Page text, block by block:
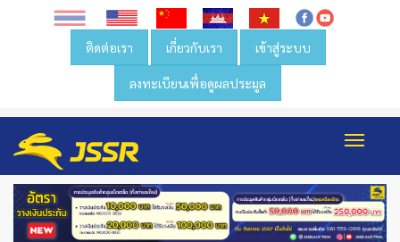
ติดต่อเรา เกี่ยวกับเรา เข้าสู่ระบบ
ลงทะเบียนเพื่อดูผลประมูล